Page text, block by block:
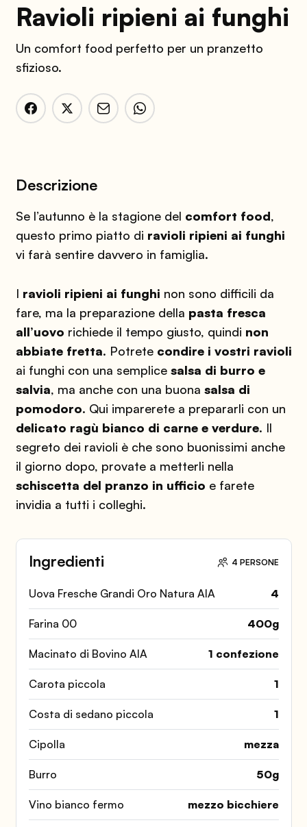
Ravioli ripieni ai funghi
Un comfort food perfetto per un pranzetto
sfizioso.
Ingredienti 4 PERSONE
Uova Fresche Grandi Oro Natura AIA 4
Farina 00 400g
Macinato di Bovino AIA 1 confezione
Carota piccola 1
Costa di sedano piccola 1
Cipolla mezza
Burro 50g
Vino bianco fermo mezzo bicchiere
Descrizione
Se l’autunno è la stagione del comfort food,
questo primo piatto di ravioli ripieni ai funghi
vi farà sentire davvero in famiglia.
I ravioli ripieni ai funghi non sono difficili da
fare, ma la preparazione della pasta fresca
all’uovo richiede il tempo giusto, quindi non
abbiate fretta. Potrete condire i vostri ravioli
ai funghi con una semplice salsa di burro e
salvia, ma anche con una buona salsa di
pomodoro. Qui imparerete a prepararli con un
delicato ragù bianco di carne e verdure. Il
segreto dei ravioli è che sono buonissimi anche
il giorno dopo, provate a metterli nella
schiscetta del pranzo in ufficio e farete
invidia a tutti i colleghi.